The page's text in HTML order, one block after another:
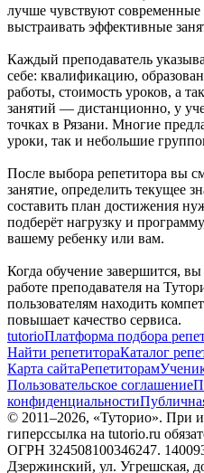
лучше чувствуют
выстраивать эффективные
Каждый преподаватель
себе: квалификацию,
работы, стоимость уроков, а
занятий — дистанционно, у
точках в Рязани. Многие
уроки, так и небольшие
После выбора репетитора вы
занятие, определить текущее
составить план достижения
подберёт нагрузку и
вашему ребенку или вам.
Когда обучение завершится,
работе преподавателя на
пользователям находить
повышает качество сервиса.
tutorioПлатформа подбора
Найти репетитораКаталог
Карта сайтаРепетиторам
Пользовательское соглашение
конфиденциальности
© 2011–2026, «Туторио». При
гиперссылка на tutorio.ru
ОГРН 324508100346247.
Дзержинский, ул. Угрешская,